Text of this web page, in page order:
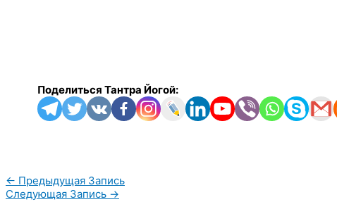
Поделиться Тантра Йогой:
← Предыдущая Запись
Следующая Запись →